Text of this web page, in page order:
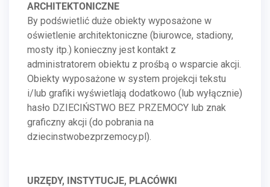
ARCHITEKTONICZNE
By podświetlić duże obiekty wyposażone w
oświetlenie architektoniczne (biurowce, stadiony,
mosty itp.) konieczny jest kontakt z
administratorem obiektu z prośbą o wsparcie akcji.
Obiekty wyposażone w system projekcji tekstu
i/lub graﬁki wyświetlają dodatkowo (lub wyłącznie)
hasło DZIECIŃSTWO BEZ PRZEMOCY lub znak
graﬁczny akcji (do pobrania na
dziecinstwobezprzemocy.pl).
URZĘDY, INSTYTUCJE, PLACÓWKI